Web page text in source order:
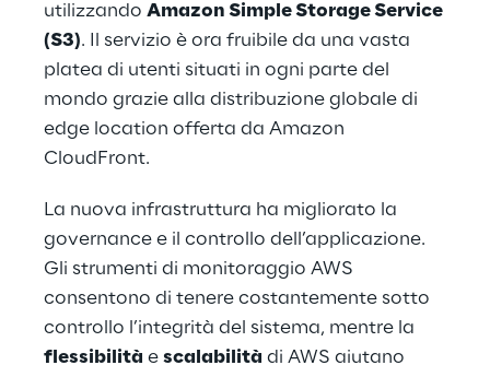
utilizzando Amazon Simple Storage Service
(S3). Il servizio è ora fruibile da una vasta
platea di utenti situati in ogni parte del
mondo grazie alla distribuzione globale di
edge location offerta da Amazon
CloudFront.
La nuova infrastruttura ha migliorato la
governance e il controllo dell’applicazione.
Gli strumenti di monitoraggio AWS
consentono di tenere costantemente sotto
controllo l’integrità del sistema, mentre la
flessibilità e scalabilità di AWS aiutano